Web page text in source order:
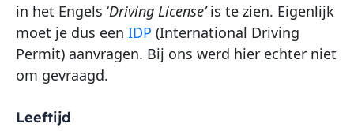
in het Engels ‘Driving License’is te zien. Eigenlijk
moet je dus een IDP (International Driving
Permit) aanvragen. Bij ons werd hier echter niet
om gevraagd.
Leeftijd